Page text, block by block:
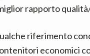
rapporto
riferimento
economici